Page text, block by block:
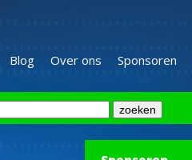
Blog Over ons Sponsoren